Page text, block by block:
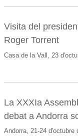
Visita del
Roger Torrent
Casa de la Vall, 23
La XXXIa
debat a Andorra
Andorra, 21-24 d'octubre